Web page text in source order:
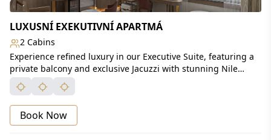
LUXUSNÍ EXEKUTIVNÍ APARTMÁ
2 Cabins
Experience refined luxury in our Executive Suite, featuring a
private balcony and exclusive Jacuzzi with stunning Nile
views. Enjoy a 180 cm king-size bed, Smart TV with internet
access, and a fully stocked minibar for the perfect blend of
comfort and elegance.
Book Now